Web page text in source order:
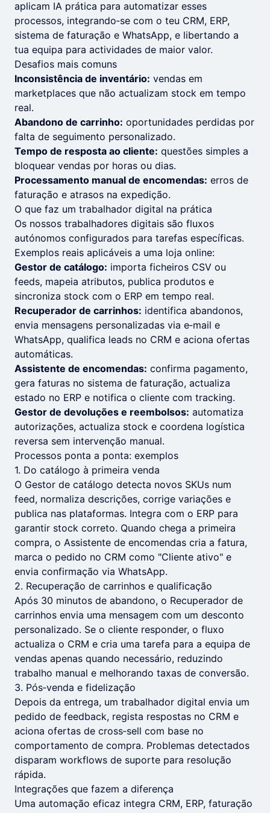
aplicam IA prática para automatizar esses
processos, integrando‑se com o teu CRM, ERP,
sistema de faturação e WhatsApp, e libertando a
tua equipa para actividades de maior valor.
Desafios mais comuns
Inconsistência de inventário: vendas em
marketplaces que não actualizam stock em tempo
real.
Abandono de carrinho: oportunidades perdidas por
falta de seguimento personalizado.
Tempo de resposta ao cliente: questões simples a
bloquear vendas por horas ou dias.
Processamento manual de encomendas: erros de
faturação e atrasos na expedição.
O que faz um trabalhador digital na prática
Os nossos trabalhadores digitais são fluxos
autónomos configurados para tarefas específicas.
Exemplos reais aplicáveis a uma loja online:
Gestor de catálogo: importa ficheiros CSV ou
feeds, mapeia atributos, publica produtos e
sincroniza stock com o ERP em tempo real.
Recuperador de carrinhos: identifica abandonos,
envia mensagens personalizadas via e‑mail e
WhatsApp, qualifica leads no CRM e aciona ofertas
automáticas.
Assistente de encomendas: confirma pagamento,
gera faturas no sistema de faturação, actualiza
estado no ERP e notifica o cliente com tracking.
Gestor de devoluções e reembolsos: automatiza
autorizações, actualiza stock e coordena logística
reversa sem intervenção manual.
Processos ponta a ponta: exemplos
1. Do catálogo à primeira venda
O Gestor de catálogo detecta novos SKUs num
feed, normaliza descrições, corrige variações e
publica nas plataformas. Integra com o ERP para
garantir stock correto. Quando chega a primeira
compra, o Assistente de encomendas cria a fatura,
marca o pedido no CRM como "Cliente ativo" e
envia confirmação via WhatsApp.
2. Recuperação de carrinhos e qualificação
Após 30 minutos de abandono, o Recuperador de
carrinhos envia uma mensagem com um desconto
personalizado. Se o cliente responder, o fluxo
actualiza o CRM e cria uma tarefa para a equipa de
vendas apenas quando necessário, reduzindo
trabalho manual e melhorando taxas de conversão.
3. Pós‑venda e fidelização
Depois da entrega, um trabalhador digital envia um
pedido de feedback, regista respostas no CRM e
aciona ofertas de cross‑sell com base no
comportamento de compra. Problemas detectados
disparam workflows de suporte para resolução
rápida.
Integrações que fazem a diferença
Uma automação eficaz integra CRM, ERP, faturação